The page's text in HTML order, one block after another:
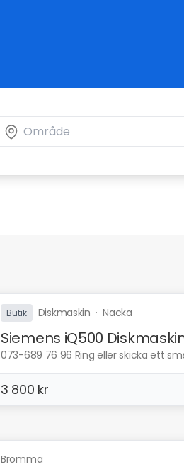
Butik Diskmaskin ·Nacka
Siemens iQ500
073-689 76 96 Ring eller skicka ett
3 800 kr
Bromma